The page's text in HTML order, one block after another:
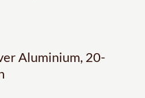
Aluminium, 20-